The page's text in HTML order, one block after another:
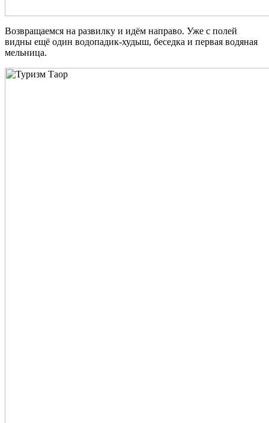
Возвращаемся на развилку и идём направо. Уже с полей
видны ещё один водопадик-худыш, беседка и первая водяная
мельница.